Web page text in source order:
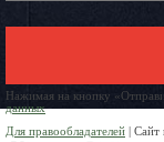
Нажимая на кнопку
данных
Для правообладателей | Сайт